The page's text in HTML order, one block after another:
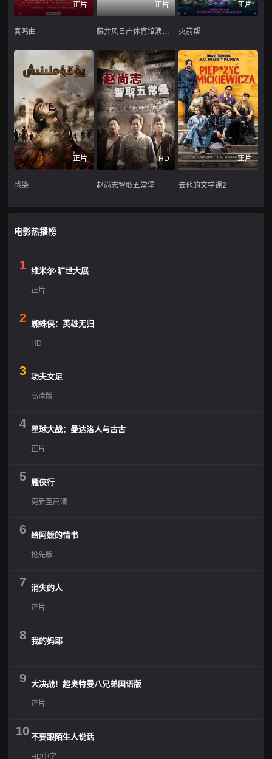
正片
奏鸣曲
正片
藤井风日产体育馆演唱会 ''Feelin' Good''
正片
火箭帮
正片
感染
HD
赵尚志智取五常堡
正片
去他的文学课2
电影热播榜
1 维米尔·旷世大展
正片
2 蜘蛛侠：英雄无归
HD
3 功夫女足
高清版
4 星球大战：曼达洛人与古古
正片
5 雁侠行
更新至高清
6 给阿嬷的情书
抢先版
7 消失的人
正片
8 我的妈耶
9 大决战！超奥特曼八兄弟国语版
正片
10 不要跟陌生人说话
HD中字